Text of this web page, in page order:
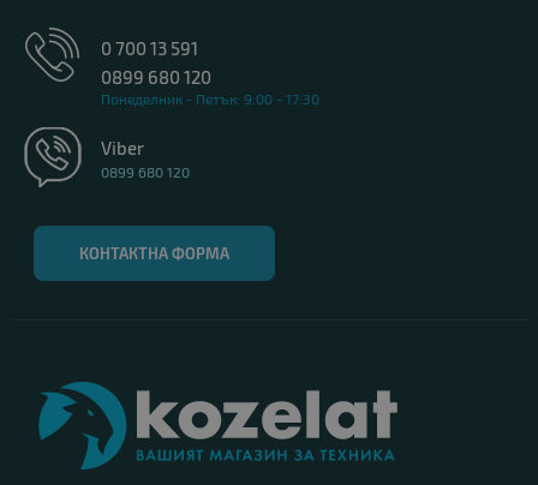
0 700 13 591
0899 680 120
Понеделник - Петък: 9:00 - 17:30
Viber
0899 680 120
КОНТАКТНА ФОРМА